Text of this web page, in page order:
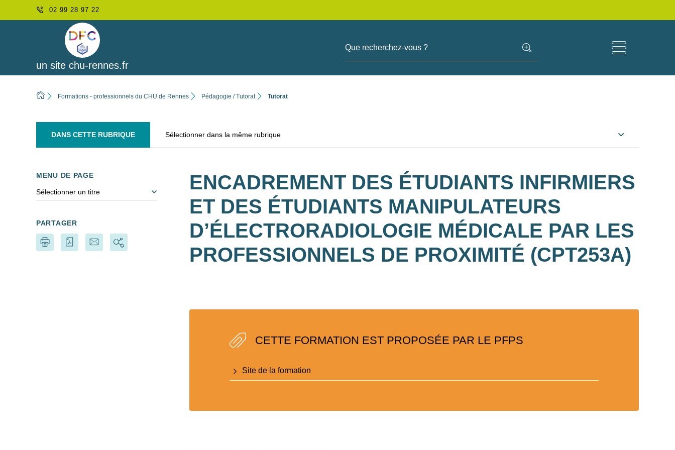
02 99 28 97 22
un site chu-rennes.fr
Que recherchez-vous ?
Formations - professionnels du CHU de Rennes Pédagogie / Tutorat Tutorat
DANS CETTE RUBRIQUE Sélectionner dans la même rubrique
MENU DE PAGE
Sélectionner un titre
PARTAGER
ENCADREMENT DES ÉTUDIANTS INFIRMIERS
ET DES ÉTUDIANTS MANIPULATEURS
D’ÉLECTRORADIOLOGIE MÉDICALE PAR LES
PROFESSIONNELS DE PROXIMITÉ (CPT253A)
CETTE FORMATION EST PROPOSÉE PAR LE PFPS
Site de la formation